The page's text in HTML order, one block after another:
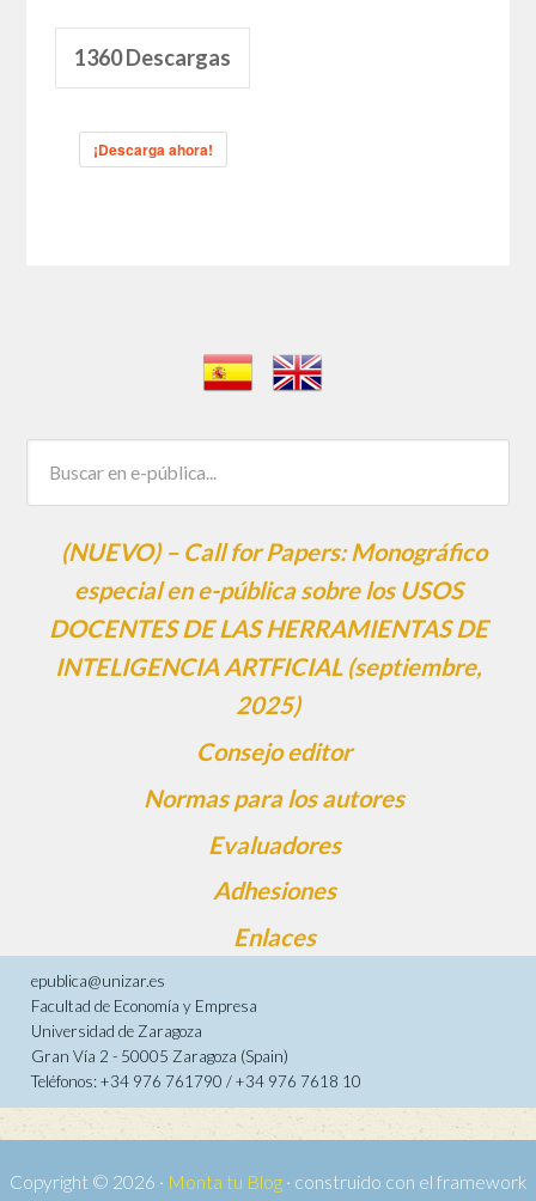
1360Descargas
¡Descarga ahora!
(NUEVO) – Call for Papers: Monográfico
especial en e-pública sobre los USOS
DOCENTES DE LAS HERRAMIENTAS DE
INTELIGENCIA ARTFICIAL (septiembre,
2025)
Consejo editor
Normas para los autores
Evaluadores
Adhesiones
Enlaces
epublica@unizar.es
Facultad de Economía y Empresa
Universidad de Zaragoza
Gran Vía 2 - 50005 Zaragoza (Spain)
Teléfonos: +34 976 761790 / +34 976 7618 10
Copyright © 2026 · Monta tu Blog· construido con el framework